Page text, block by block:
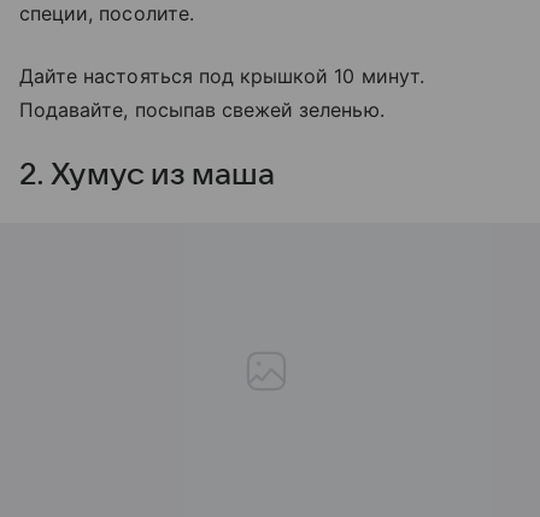
специи, посолите.
Дайте настояться под крышкой 10 минут.
Подавайте, посыпав свежей зеленью.
2. Хумус из маша